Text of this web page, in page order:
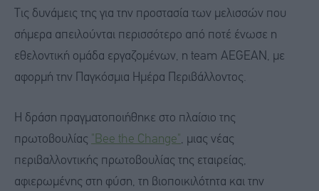
Τις δυνάμεις της για την προστασία των μελισσών που
σήμερα απειλούνται περισσότερο από ποτέ ένωσε η
εθελοντική ομάδα εργαζομένων, η team AEGEAN, με
αφορμή την Παγκόσμια Ημέρα Περιβάλλοντος.
Η δράση πραγματοποιήθηκε στο πλαίσιο της
πρωτοβουλίας "Bee the Change", μιας νέας
περιβαλλοντικής πρωτοβουλίας της εταιρείας,
αφιερωμένης στη φύση, τη βιοποικιλότητα και την